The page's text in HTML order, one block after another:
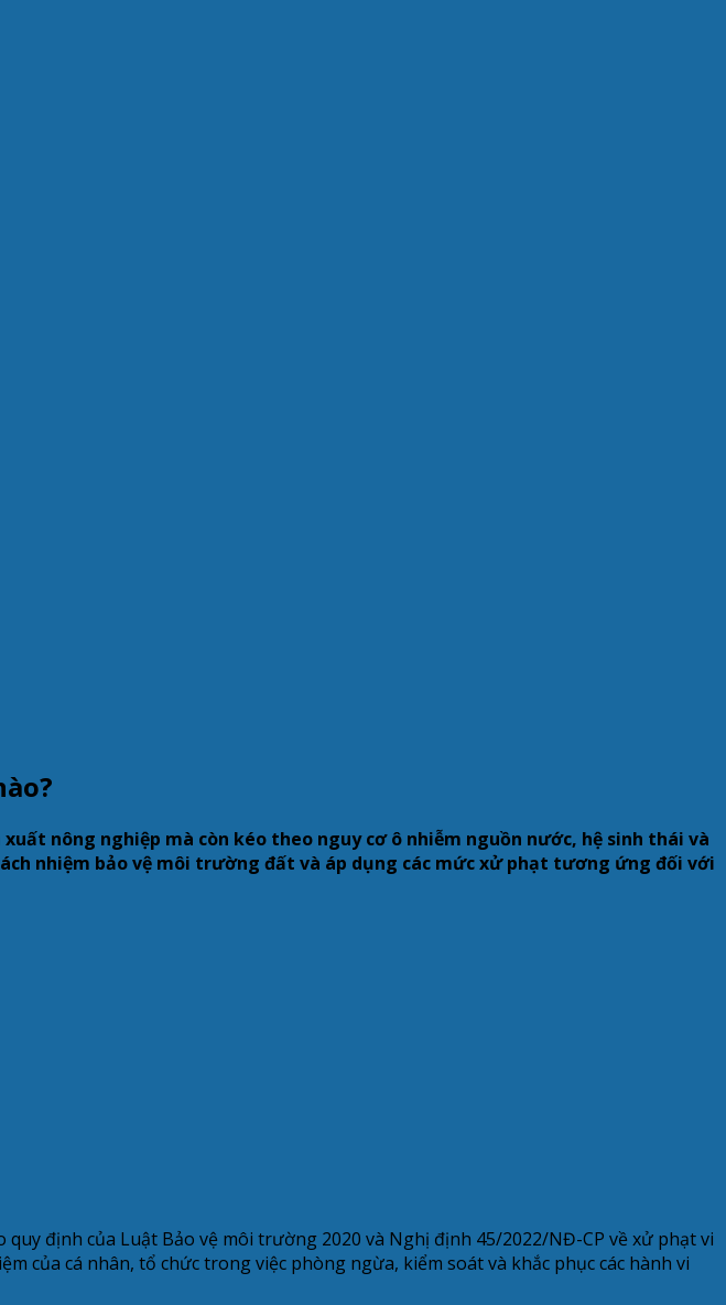
nông nghiệp mà còn kéo theo nguy cơ ô nhiễm nguồn nước, hệ sinh thái và
nhiệm bảo vệ môi trường đất và áp dụng các mức xử phạt tương ứng đối với
định của Luật Bảo vệ môi trường 2020 và Nghị định 45/2022/NĐ-CP về xử phạt vi
của cá nhân, tổ chức trong việc phòng ngừa, kiểm soát và khắc phục các hành vi